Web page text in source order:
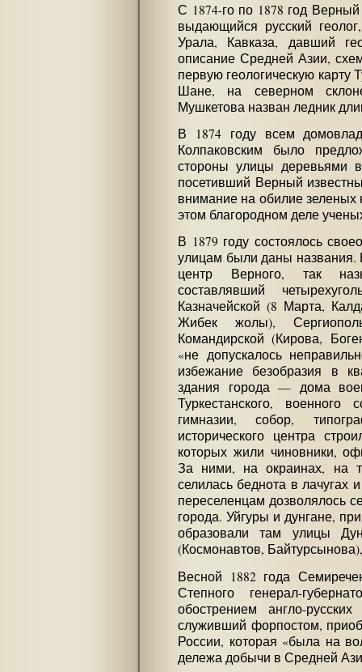
С 1874-го по 1878 год
выдающийся русский
Урала, Кавказа, давший
описание Средней Азии,
первую геологическую карту
Шане, на северном
Мушкетова назван ледник
В 1874 году всем
Колпаковским было
стороны улицы деревьями
посетивший Верный
внимание на обилие зеленых
этом благородном деле
В 1879 году состоялось
улицам были даны названия.
центр Верного, так
составлявший
Казначейской (8 Марта,
Жибек жолы),
Командирской (Кирова,
«не допускалось
избежание безобразия в
здания города — дома
Туркестанского,
гимназии, собор,
исторического центра
которых жили чиновники,
За ними, на окраинах, на
селилась беднота в лачугах
переселенцам дозволялось
города. Уйгуры и дунгане,
образовали там улицы
(Космонавтов,
Весной 1882 года
Степного генерал-
обострением англо-
служивший форпостом,
России, которая «была на
дележа добычи в Средней